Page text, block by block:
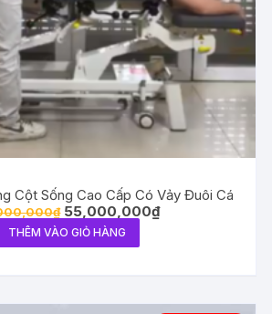
Cột Sống Cao Cấp Có Vảy Đuôi Cá
₫ Giá
gốc
là:
75,000,000₫.
55,000,000₫Giá
hiện
THÊM VÀO GIỎ HÀNG